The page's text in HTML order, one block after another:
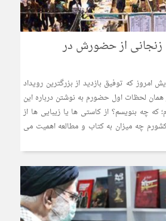
زنجانی از حضورش در
امروز که توفیق بازدید از بزرگترین رویداد
همان لحظات اول حضورم به نوشتن درباره این
که چه بنویسم؟ از کاستی ها یا زیبایی ها از
چه میزان به کتاب و مطالعه اهمیت می